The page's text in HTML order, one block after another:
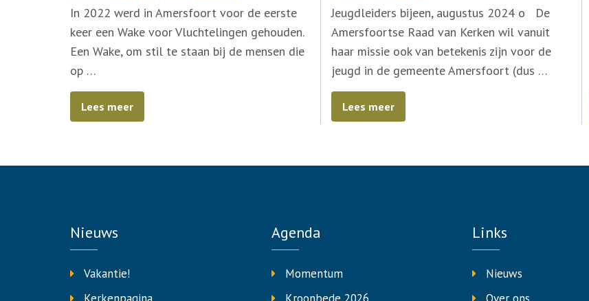
In 2022 werd in Amersfoort voor de eerste
keer een Wake voor Vluchtelingen gehouden.
Een Wake, om stil te staan bij de mensen die
op …
Lees meer
Jeugdleiders bijeen, augustus 2024 o De
Amersfoortse Raad van Kerken wil vanuit
haar missie ook van betekenis zijn voor de
jeugd in de gemeente Amersfoort (dus …
Lees meer
Nieuws
Vakantie!
Agenda
Momentum
Links
Nieuws